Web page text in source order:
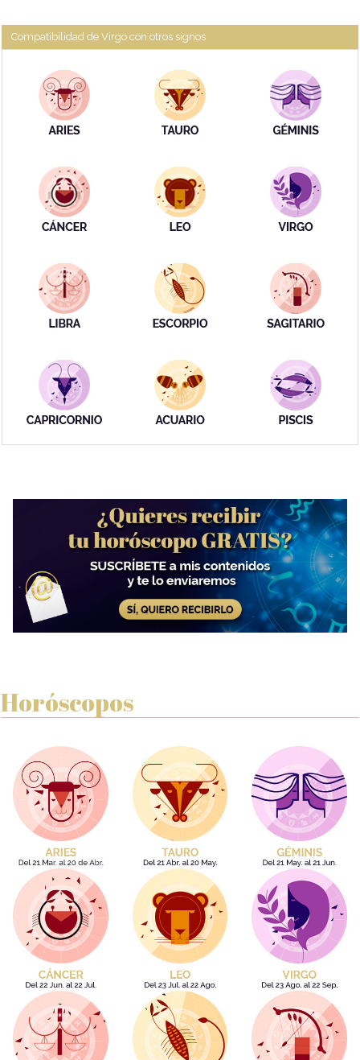
Compatibilidad de Virgo con otros signos
Horóscopos